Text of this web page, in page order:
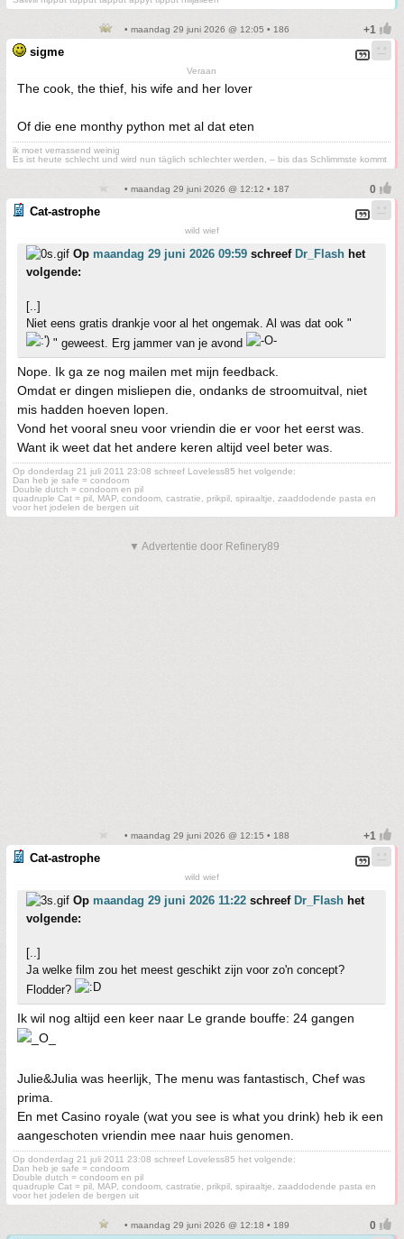
• maandag 29 juni 2026 @ 12:05 • 186
sigme
Veraan
The cook, the thief, his wife and her lover
Of die ene monthy python met al dat eten
ik moet verrassend weinig
Es ist heute schlecht und wird nun täglich schlechter werden, – bis das Schlimmste kommt
• maandag 29 juni 2026 @ 12:12 • 187
Cat-astrophe
wild wief
Op maandag 29 juni 2026 09:59 schreef Dr_Flash het
volgende:
[..]
Niet eens gratis drankje voor al het ongemak. Al was dat ook "
" geweest. Erg jammer van je avond
Nope. Ik ga ze nog mailen met mijn feedback.
Omdat er dingen misliepen die, ondanks de stroomuitval, niet
mis hadden hoeven lopen.
Vond het vooral sneu voor vriendin die er voor het eerst was.
Want ik weet dat het andere keren altijd veel beter was.
Op donderdag 21 juli 2011 23:08 schreef Loveless85 het volgende:
Dan heb je safe = condoom
Double dutch = condoom en pil
quadruple Cat = pil, MAP, condoom, castratie, prikpil, spiraaltje, zaaddodende pasta en
voor het jodelen de bergen uit
▼ Advertentie door Refinery89
• maandag 29 juni 2026 @ 12:15 • 188
Cat-astrophe
wild wief
Op maandag 29 juni 2026 11:22 schreef Dr_Flash het
volgende:
[..]
Ja welke film zou het meest geschikt zijn voor zo'n concept?
Flodder?
Ik wil nog altijd een keer naar Le grande bouffe: 24 gangen
Julie&Julia was heerlijk, The menu was fantastisch, Chef was
prima.
En met Casino royale (wat you see is what you drink) heb ik een
aangeschoten vriendin mee naar huis genomen.
Op donderdag 21 juli 2011 23:08 schreef Loveless85 het volgende:
Dan heb je safe = condoom
Double dutch = condoom en pil
quadruple Cat = pil, MAP, condoom, castratie, prikpil, spiraaltje, zaaddodende pasta en
voor het jodelen de bergen uit
• maandag 29 juni 2026 @ 12:18 • 189